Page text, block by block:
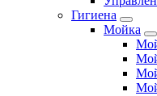
Гигиена
Мойка